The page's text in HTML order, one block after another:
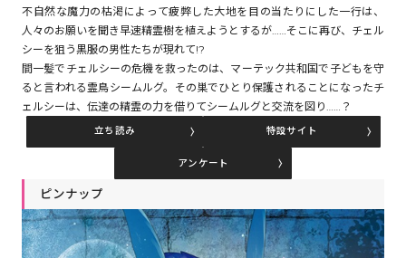
コミックパルフェ
コミックエッセイ
閉じる
不自然な魔力の枯渇によって疲弊した大地を目の当たりにした一行は、
人々のお願いを聞き早速精霊樹を植えようとするが……そこに再び、チェル
シーを狙う黒服の男性たちが現れて!?
間一髪でチェルシーの危機を救ったのは、マーテック共和国で子どもを守
ると言われる霊鳥シームルグ。その巣でひとり保護されることになったチ
ェルシーは、伝達の精霊の力を借りてシームルグと交流を図り……？
立ち読み 特設サイト
アンケート
ピンナップ